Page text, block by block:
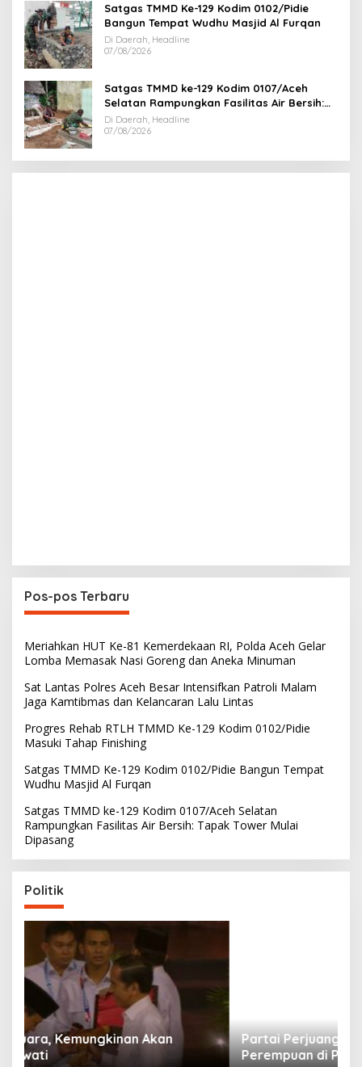
Satgas TMMD Ke-129 Kodim 0102/Pidie
Bangun Tempat Wudhu Masjid Al Furqan
Di Daerah, Headline
07/08/2026
Satgas TMMD ke-129 Kodim 0107/Aceh
Selatan Rampungkan Fasilitas Air Bersih:
Tapak Tower Mulai Dipasang
Di Daerah, Headline
07/08/2026
Pos-pos Terbaru
Meriahkan HUT Ke-81 Kemerdekaan RI, Polda Aceh Gelar
Lomba Memasak Nasi Goreng dan Aneka Minuman
Sat Lantas Polres Aceh Besar Intensifkan Patroli Malam
Jaga Kamtibmas dan Kelancaran Lalu Lintas
Progres Rehab RTLH TMMD Ke-129 Kodim 0102/Pidie
Masuki Tahap Finishing
Satgas TMMD Ke-129 Kodim 0102/Pidie Bangun Tempat
Wudhu Masjid Al Furqan
Satgas TMMD ke-129 Kodim 0107/Aceh Selatan
Rampungkan Fasilitas Air Bersih: Tapak Tower Mulai
Dipasang
Politik
Partai Perjuangan Aceh Bangun Peran
Perempuan di Parlemen Aceh